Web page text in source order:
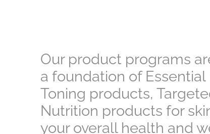
Our product programs
a foundation of
Toning products,
Nutrition products for
your overall health and